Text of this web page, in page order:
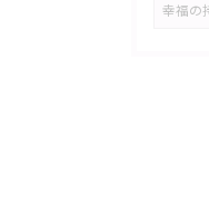
幸福の